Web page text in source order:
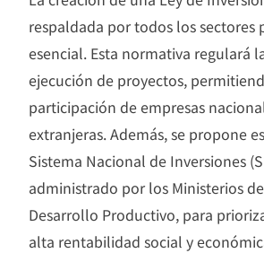
respaldada por todos los sectores
esencial. Esta normativa regulará
ejecución de proyectos,
participación de empresas
extranjeras. Además, se propone
Sistema Nacional de Inversiones
administrado por los Ministerios
Desarrollo Productivo, para
alta rentabilidad social y